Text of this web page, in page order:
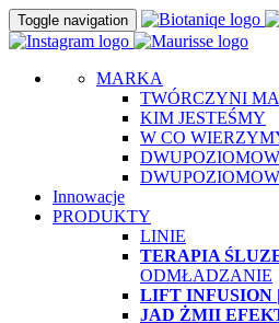
Toggle navigation
MARKA
TWÓRCZYNI
KIM JESTEŚMY
W CO
Innowacje
PRODUKTY
LINIE
TERAPIA
ODMŁADZANIE
LIFT INFUSION
JAD ŻMII